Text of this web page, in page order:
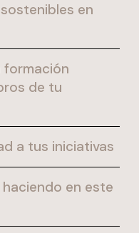
en
formación
de tu
a tus iniciativas
en este